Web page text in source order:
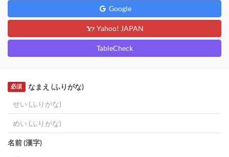
Google
Yahoo! JAPAN
TableCheck
なまえ (ふりがな)
必須
名前 (漢字)